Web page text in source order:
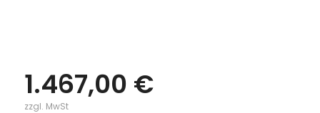
1.467,00 €
zzgl. MwSt